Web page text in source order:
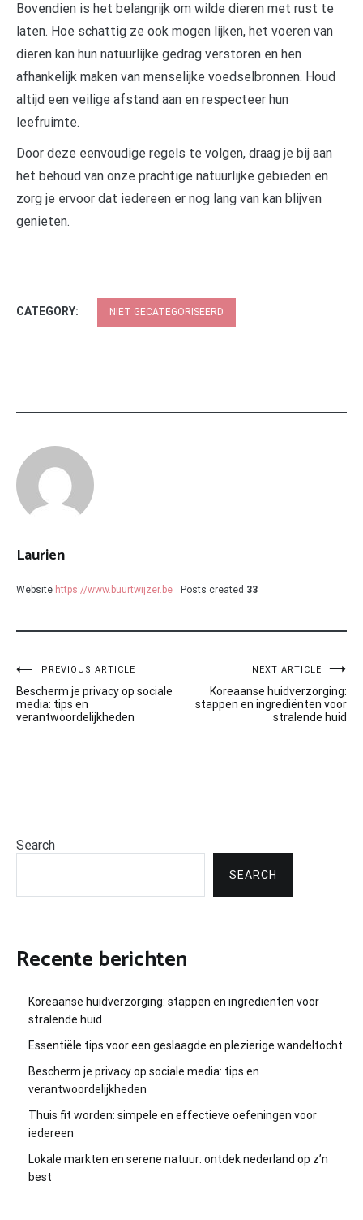
Bovendien is het belangrijk om wilde dieren met rust te
laten. Hoe schattig ze ook mogen lijken, het voeren van
dieren kan hun natuurlijke gedrag verstoren en hen
afhankelijk maken van menselijke voedselbronnen. Houd
altijd een veilige afstand aan en respecteer hun
leefruimte.
Door deze eenvoudige regels te volgen, draag je bij aan
het behoud van onze prachtige natuurlijke gebieden en
zorg je ervoor dat iedereen er nog lang van kan blijven
genieten.
CATEGORY: NIET GECATEGORISEERD
Laurien
Website https://www.buurtwijzer.be Posts created 33
Post
navigation
PREVIOUS ARTICLE
Bescherm je privacy op sociale
media: tips en
verantwoordelijkheden
NEXT ARTICLE
Koreaanse huidverzorging:
stappen en ingrediënten voor
stralende huid
Search
SEARCH
Recente berichten
Koreaanse huidverzorging: stappen en ingrediënten voor
stralende huid
Essentiële tips voor een geslaagde en plezierige wandeltocht
Bescherm je privacy op sociale media: tips en
verantwoordelijkheden
Thuis fit worden: simpele en effectieve oefeningen voor
iedereen
Lokale markten en serene natuur: ontdek nederland op z’n
best